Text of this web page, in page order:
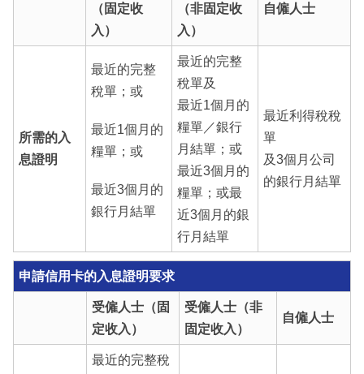
（固定收
入）
（非固定收
入）
自僱人士
所需的入
息證明
最近的完整
稅單；或
最近1個月的
糧單；或
最近3個月的
銀行月結單
最近的完整
稅單及
最近1個月的
糧單／銀行
月結單；或
最近3個月的
糧單；或最
近3個月的銀
行月結單
最近利得稅稅
單
及3個月公司
的銀行月結單
申請信用卡的入息證明要求
受僱人士（固
定收入）
受僱人士（非
固定收入）
自僱人士
最近的完整稅